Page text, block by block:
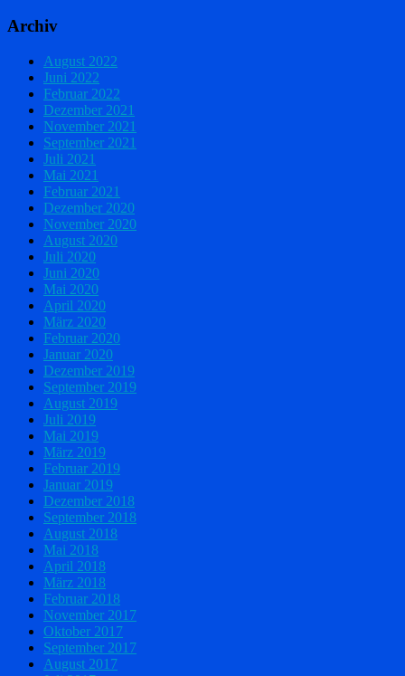
Archiv
August 2022
Juni 2022
Februar 2022
Dezember 2021
November 2021
September 2021
Juli 2021
Mai 2021
Februar 2021
Dezember 2020
November 2020
August 2020
Juli 2020
Juni 2020
Mai 2020
April 2020
März 2020
Februar 2020
Januar 2020
Dezember 2019
September 2019
August 2019
Juli 2019
Mai 2019
März 2019
Februar 2019
Januar 2019
Dezember 2018
September 2018
August 2018
Mai 2018
April 2018
März 2018
Februar 2018
November 2017
Oktober 2017
September 2017
August 2017